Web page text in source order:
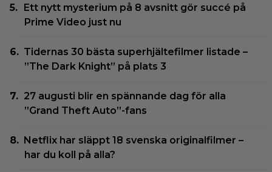
Ett nytt mysterium på 8 avsnitt gör succé på
Prime Video just nu
Tidernas 30 bästa superhjältefilmer listade –
”The Dark Knight” på plats 3
27 augusti blir en spännande dag för alla
”Grand Theft Auto”-fans
Netflix har släppt 18 svenska originalfilmer –
har du koll på alla?